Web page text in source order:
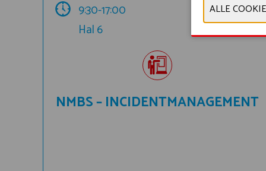
9:30-17:00
Hal 6
NMBS – INCIDENTMANAGEMENT